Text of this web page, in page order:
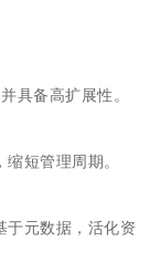
具备高扩展性。
短管理周期。
于元数据，活化资